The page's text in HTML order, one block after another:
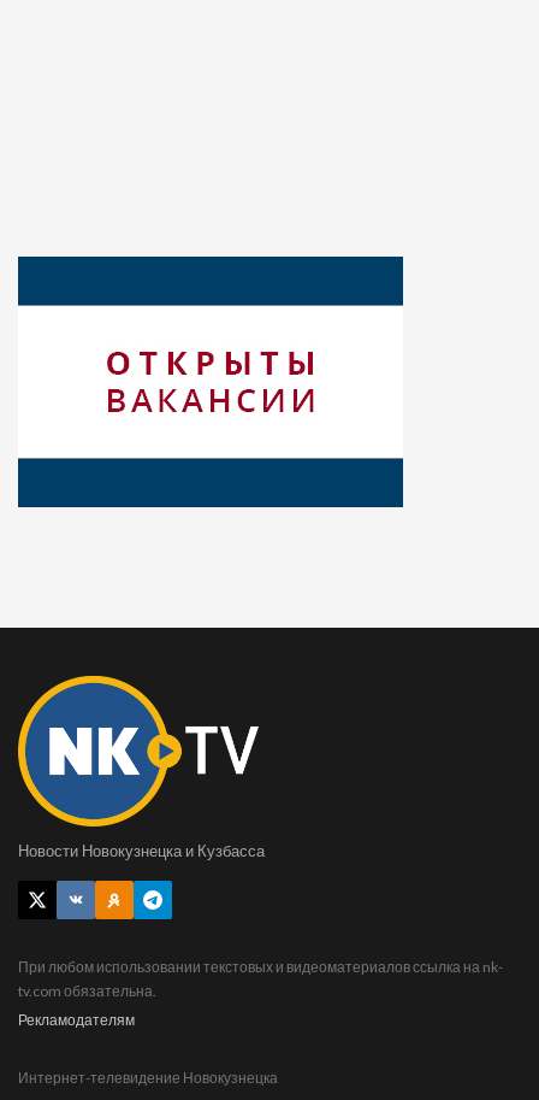
Новости Новокузнецка и Кузбасса
При любом использовании текстовых и видеоматериалов ссылка на nk-
tv.com обязательна.
Рекламодателям
Интернет-телевидение Новокузнецка